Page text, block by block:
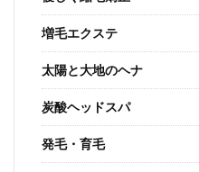
増毛エクステ
太陽と大地のヘナ
炭酸ヘッドスパ
発毛・育毛